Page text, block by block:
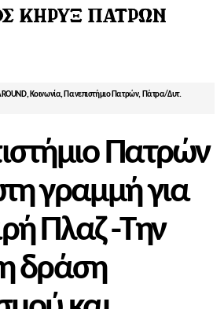
, Κοινωνία, Πανεπιστήμιο Πατρών, Πάτρα/Δυτ.
Πατρών
γραμμή για
Πλαζ -Την
δράση